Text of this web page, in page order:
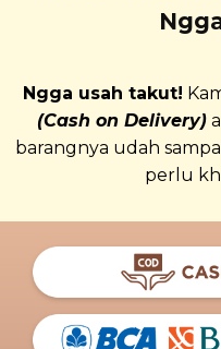
Ngga usah takut!
(Cash on Delivery)
barangnya udah
perlu